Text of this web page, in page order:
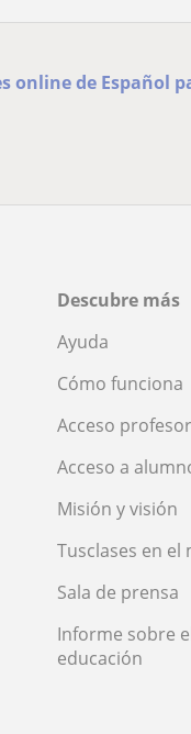
online de Español
Descubre más
Ayuda
Cómo funciona
Acceso
Acceso a
Misión y visión
Tusclases en el
Sala de prensa
Informe sobre
educación